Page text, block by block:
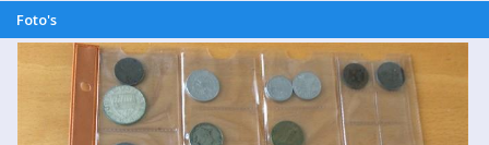
Foto's